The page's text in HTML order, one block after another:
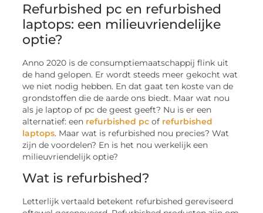
Refurbished pc en refurbished
laptops: een milieuvriendelijke
optie?
Anno 2020 is de consumptiemaatschappij flink uit
de hand gelopen. Er wordt steeds meer gekocht wat
we niet nodig hebben. En dat gaat ten koste van de
grondstoffen die de aarde ons biedt. Maar wat nou
als je laptop of pc de geest geeft? Nu is er een
alternatief: een refurbished pc of refurbished
laptops. Maar wat is refurbished nou precies? Wat
zijn de voordelen? En is het nou werkelijk een
milieuvriendelijk optie?
Wat is refurbished?
Letterlijk vertaald betekent refurbished gereviseerd